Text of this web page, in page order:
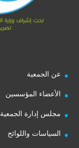
عن الجمعية
الأعضاء المؤسسين
مجلس إدارة الجمعية
السياسات واللوائح